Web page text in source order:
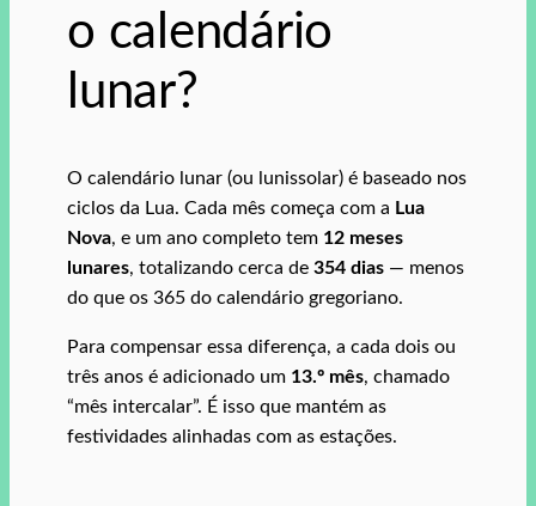
o calendário
lunar?
O calendário lunar (ou lunissolar) é baseado nos
ciclos da Lua. Cada mês começa com a Lua
Nova, e um ano completo tem 12 meses
lunares, totalizando cerca de 354 dias — menos
do que os 365 do calendário gregoriano.
Para compensar essa diferença, a cada dois ou
três anos é adicionado um 13.º mês, chamado
“mês intercalar”. É isso que mantém as
festividades alinhadas com as estações.